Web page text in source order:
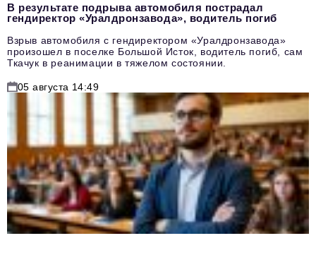
В результате подрыва автомобиля пострадал
гендиректор «Уралдронзавода», водитель погиб
Взрыв автомобиля с гендиректором «Уралдронзавода»
произошел в поселке Большой Исток, водитель погиб, сам
Ткачук в реанимации в тяжелом состоянии.
05 августа 14:49